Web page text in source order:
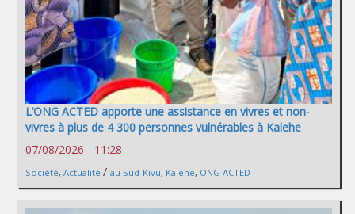
L’ONG ACTED apporte une assistance en vivres et non-
vivres à plus de 4 300 personnes vulnérables à Kalehe
07/08/2026 - 11:28
Société, Actualité / au Sud-Kivu, Kalehe, ONG ACTED